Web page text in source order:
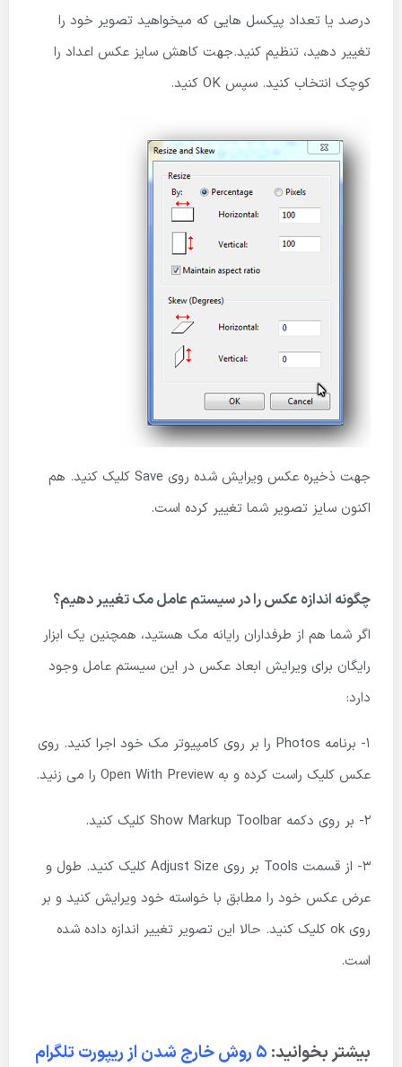
درصد یا تعداد پیکسل هایی که میخواهید تصویر خود را
تغییر دهید، تنظیم کنید.جهت کاهش سایز عکس اعداد را
کوچک انتخاب کنید. سپس OK کنید.
جهت ذخیره عکس ویرایش شده روی Save کلیک کنید. هم
اکنون سایز تصویر شما تغییر کرده است.
چگونه اندازه عکس را در سیستم عامل مک تغییر دهیم؟
اگر شما هم از طرفداران رایانه مک هستید، همچنین یک ابزار
رایگان برای ویرایش ابعاد عکس در این سیستم عامل وجود
دارد:
1- برنامه Photos را بر روی کامپیوتر مک خود اجرا کنید. روی
عکس کلیک راست کرده و به Open With Preview را می زنید.
2- بر روی دکمه Show Markup Toolbar کلیک کنید.
3- از قسمت Tools بر روی Adjust Size کلیک کنید. طول و
عرض عکس خود را مطابق با خواسته خود ویرایش کنید و بر
روی ok کلیک کنید. حالا این تصویر تغییر اندازه داده شده
است.
بیشتر بخوانید:
5 روش خارج شدن از ریپورت تلگرام